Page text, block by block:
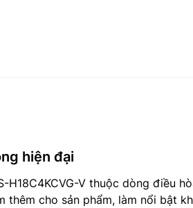
hiện đại
H18C4KCVG-V thuộc dòng điều
thêm cho sản phẩm, làm nổi bật